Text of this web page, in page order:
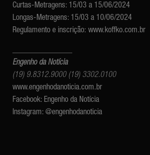
Curtas-Metragens: 15/03 a 15/06/2024
Longas-Metragens: 15/03 a 10/06/2024
Regulamento e inscrição: www.koffko.com.br
Engenho da Notícia
(19) 9.8312.9000 (19) 3302.0100
www.engenhodanoticia.com.br
Facebook: Engenho da Notícia
Instagram: @engenhodanoticia